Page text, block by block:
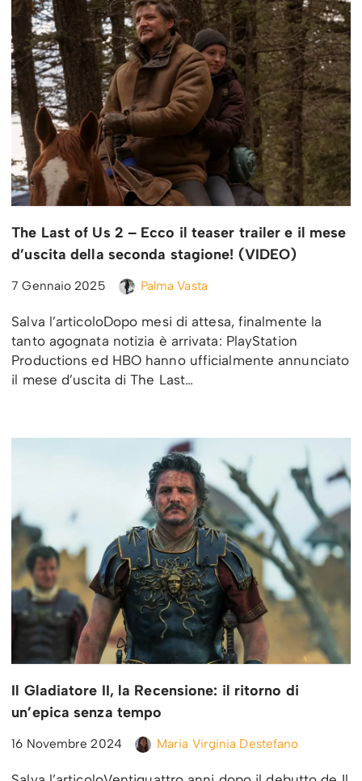
The Last of Us 2 – Ecco il teaser trailer e il mese
d’uscita della seconda stagione! (VIDEO)
7 Gennaio 2025 Palma Vasta
Salva l’articoloDopo mesi di attesa, finalmente la
tanto agognata notizia è arrivata: PlayStation
Productions ed HBO hanno ufficialmente annunciato
il mese d’uscita di The Last…
Il Gladiatore II, la Recensione: il ritorno di
un’epica senza tempo
16 Novembre 2024 Maria Virginia Destefano